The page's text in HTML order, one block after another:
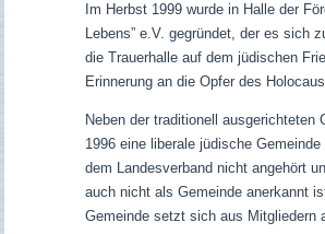
Im Herbst 1999 wurde in Halle der
Lebens” e.V. gegründet, der es sich
die Trauerhalle auf dem jüdischen
Erinnerung an die Opfer des
Neben der traditionell ausgerichteten
1996 eine liberale jüdische
dem Landesverband nicht angehört
auch nicht als Gemeinde anerkannt
Gemeinde setzt sich aus Mitgliedern